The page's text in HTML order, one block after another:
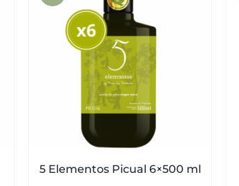
5 Elementos Picual 6×500 ml